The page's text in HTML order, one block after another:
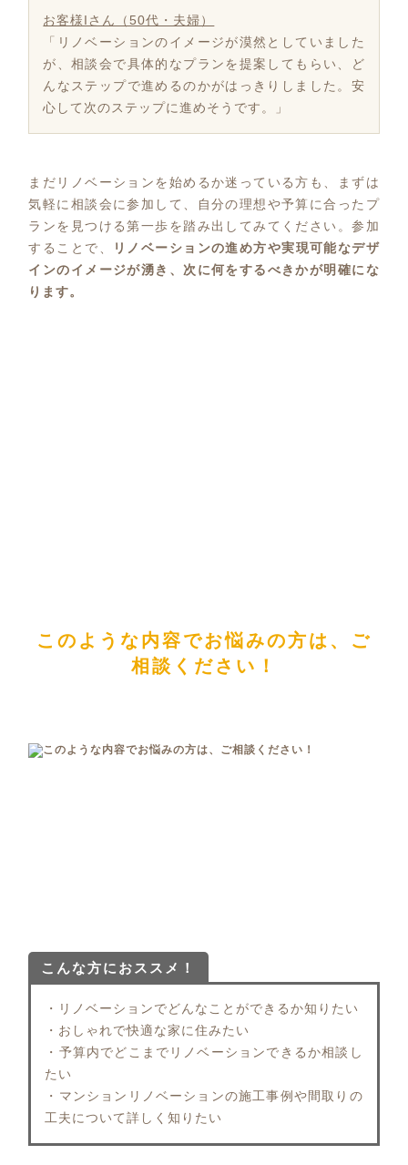
お客様Iさん（50代・夫婦）
「リノベーションのイメージが漠然としていました
が、相談会で具体的なプランを提案してもらい、ど
んなステップで進めるのかがはっきりしました。安
心して次のステップに進めそうです。」
まだリノベーションを始めるか迷っている方も、まずは
気軽に相談会に参加して、自分の理想や予算に合ったプ
ランを見つける第一歩を踏み出してみてください。参加
することで、
リノベーションの進め方や実現可能なデザ
インのイメージが湧き、次に何をするべきかが明確にな
ります。
このような内容でお悩みの方は、ご
相談ください！
こんな方におススメ！
・リノベーションでどんなことができるか知りたい
・おしゃれで快適な家に住みたい
・予算内でどこまでリノベーションできるか相談し
たい
・マンションリノベーションの施工事例や間取りの
工夫について詳しく知りたい